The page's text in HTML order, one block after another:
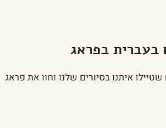
בעברית בפראג
איתנו בסיורים שלנו וחוו את פראג